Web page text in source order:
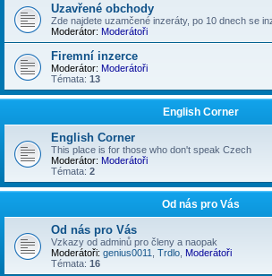
Uzavřené obchody
Zde najdete uzamčené inzeráty, po 10 dnech se
Moderátor: Moderátoři
Firemní inzerce
Moderátor: Moderátoři
Témata: 13
English Corner
English Corner
This place is for those who don't speak Czech
Moderátor: Moderátoři
Témata: 2
Od nás pro Vás
Od nás pro Vás
Vzkazy od adminů pro členy a naopak
Moderátoři: genius0011 Trdlo Moderátoři
Témata: 16